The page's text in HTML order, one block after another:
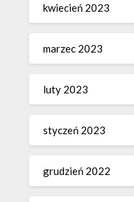
kwiecień 2023
marzec 2023
luty 2023
styczeń 2023
grudzień 2022